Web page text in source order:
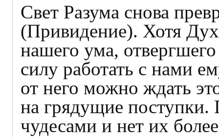
Свет Разума снова
(Привидение). Хотя
нашего ума,
силу работать с нами
от него можно ждать
на грядущие
чудесами и нет их